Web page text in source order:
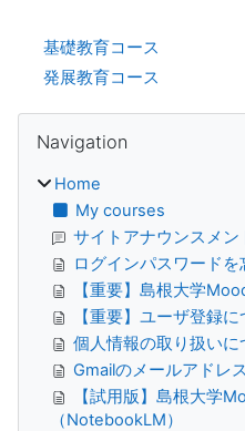
基礎教育コース
発展教育コース
Blocks
Navigation
Home
My courses
サイトアナウンスメン
ログインパスワードを
【重要】島根大学
【重要】ユーザ登録に
個人情報の取り扱いに
Gmailのメールアドレ
【試用版】島根大学
（NotebookLM）